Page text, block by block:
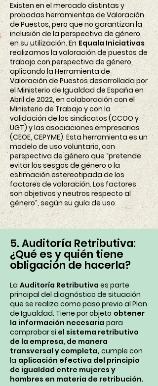
Existen en el mercado distintas y
probadas herramientas de Valoración
de Puestos, pero que no garantizan la
inclusión de la perspectiva de género
en su utilización. En Equala Iniciativas
realizamos la valoración de puestos de
trabajo con perspectiva de género,
aplicando la Herramienta de
Valoración de Puestos desarrollada por
el Ministerio de Igualdad de España en
Abril de 2022, en colaboración con el
Ministerio de Trabajo y con la
validación de los sindicatos (CCOO y
UGT) y las asociaciones empresarias
(CEOE, CEPYME). Esta herramienta es un
modelo de uso voluntario, con
perspectiva de género que “pretende
evitar los sesgos de género o la
estimación estereotipada de los
factores de valoración. Los factores
son objetivos y neutros respecto al
género”, según su guía de uso.
5. Auditoría Retributiva:
¿Qué es y quién tiene
obligación de hacerla?
La Auditoría Retributiva es parte
principal del diagnóstico de situación
que se realiza como paso previo al Plan
de Igualdad. Tiene por objeto obtener
la información necesaria para
comprobar si el sistema retributivo
de la empresa, de manera
transversal y completa, cumple con
la aplicación efectiva del principio
de igualdad entre mujeres y
hombres en materia de retribución.